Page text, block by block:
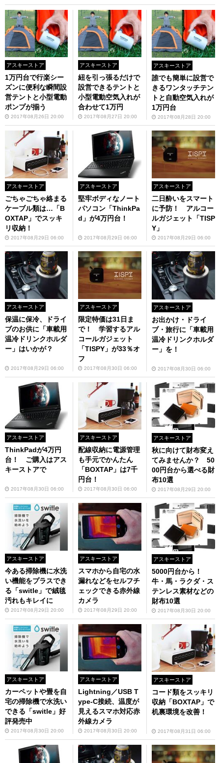
アスキーストア
1万円台で行楽シー
ズンに便利な瞬間設
営テントと小型電動
ポンプが揃う
2017年08月26日 20:00
アスキーストア
紐を引っ張るだけで
設営できるテントと
小型電動空気入れが
合わせて1万円
2017年08月27日 20:00
アスキーストア
誰でも簡単に設営で
きるワンタッチテン
トと自動空気入れが
1万円台
2017年08月28日 20:00
アスキーストア
ごちゃごちゃ絡まる
ケーブル類は…「B
OXTAP」でスッキ
リ収納！
2017年08月29日 06:00
アスキーストア
堅牢ボディなノート
パソコン「ThinkPa
d」が4万円台！
2017年08月29日 06:00
アスキーストア
二日酔いをスマート
に予防！ アルコー
ルガジェット「TISP
Y」
2017年08月29日 06:00
アスキーストア
保温に保冷、ドライ
ブのお供に「車載用
温冷ドリンクホルダ
ー」はいかが？
2017年08月29日 06:00
アスキーストア
限定特価は31日ま
で！ 学習するアル
コールガジェット
「TISPY」が33％オ
フ
2017年08月30日 06:00
アスキーストア
お出かけ・ドライ
ブ・旅行に「車載用
温冷ドリンクホルダ
ー」を！
2017年08月30日 06:00
アスキーストア
ThinkPadが4万円
台！ ご購入はアス
キーストアで
2017年08月30日 06:00
アスキーストア
配線収納に電源管理
も手元でかんたん
「BOXTAP」は7千
円台！
2017年08月30日 06:00
アスキーストア
秋に向けて財布変え
てみませんか？ 50
00円台から選べる財
布10選
2017年08月29日 20:00
アスキーストア
今ある掃除機に水洗
い機能をプラスでき
る「switle」で絨毯
汚れもキレイに
2017年08月29日 20:00
アスキーストア
スマホから自宅の水
漏れなどをセルフチ
ェックできる赤外線
カメラ
2017年08月29日 20:00
アスキーストア
5000円台から！
牛・馬・ラクダ・ス
テンレス素材などの
財布10選
2017年08月30日 20:00
アスキーストア
カーペットや畳を自
宅の掃除機で水洗い
できる「switle」好
評発売中
2017年08月30日 20:00
アスキーストア
Lightning／USB T
ype-C接続、温度が
見えるスマホ対応赤
外線カメラ
2017年08月30日 20:00
アスキーストア
コード類をスッキリ
収納「BOXTAP」で
机裏環境を改善！
2017年08月31日 06:00